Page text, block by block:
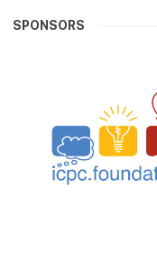
SPONSORS